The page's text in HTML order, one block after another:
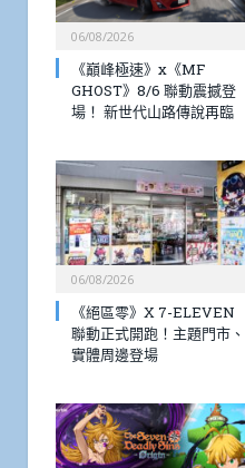
06/08/2026
《巔峰極速》x《MF
GHOST》8/6 聯動震撼登
場！ 新世代山路傳說再臨
06/08/2026
《絕區零》X 7-ELEVEN
聯動正式開跑！主題門市、
實體周邊登場